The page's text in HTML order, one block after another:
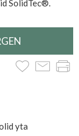
SolidTec®.
yta